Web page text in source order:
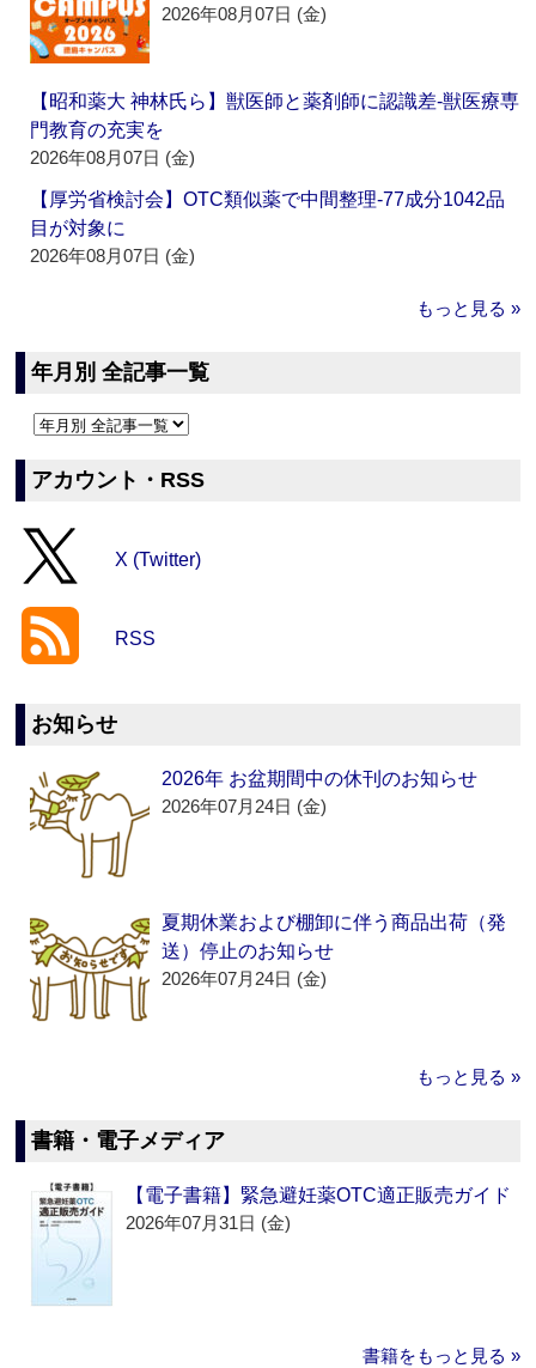
2026年08月07日 (金)
【昭和薬大 神林氏ら】獣医師と薬剤師に認識差‐獣医療専
門教育の充実を
2026年08月07日 (金)
【厚労省検討会】OTC類似薬で中間整理‐77成分1042品
目が対象に
2026年08月07日 (金)
もっと見る »
年月別 全記事一覧
アカウント・RSS
X (Twitter)
RSS
お知らせ
2026年 お盆期間中の休刊のお知らせ
2026年07月24日 (金)
夏期休業および棚卸に伴う商品出荷（発
送）停止のお知らせ
2026年07月24日 (金)
もっと見る »
書籍・電子メディア
【電子書籍】緊急避妊薬OTC適正販売ガイド
2026年07月31日 (金)
書籍をもっと見る »